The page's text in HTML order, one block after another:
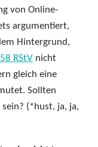
von Online-
argumentiert,
Hintergrund,
RStV nicht
gleich eine
Sollten
(*hust, ja, ja,